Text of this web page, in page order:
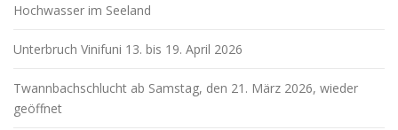
Hochwasser im Seeland
Unterbruch Vinifuni 13. bis 19. April 2026
Twannbachschlucht ab Samstag, den 21. März 2026, wieder
geöffnet